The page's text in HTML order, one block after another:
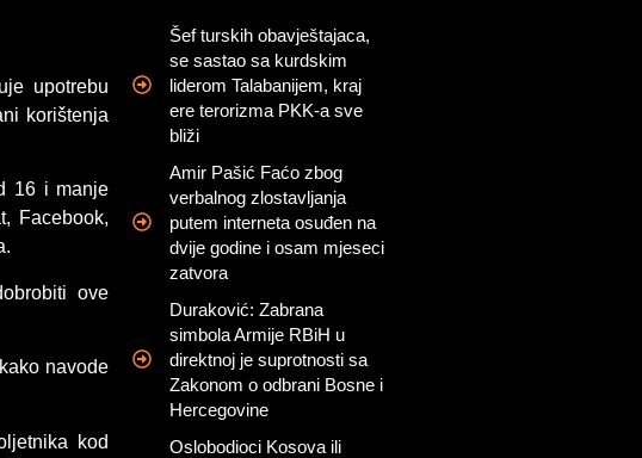
upotrebu
korištenja
16 i manje
Facebook,
ove
navode
kod
Šef turskih obavještajaca,
se sastao sa kurdskim
liderom Talabanijem, kraj
ere terorizma PKK-a sve
bliži
Amir Pašić Faćo zbog
verbalnog zlostavljanja
putem interneta osuđen na
dvije godine i osam mjeseci
zatvora
Duraković: Zabrana
simbola Armije RBiH u
direktnoj je suprotnosti sa
Zakonom o odbrani Bosne i
Hercegovine
Oslobodioci Kosova ili